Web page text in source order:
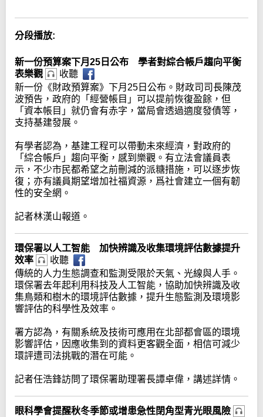
分段播放:
新一份預算案下月25日公布 學者對綜合帳戶趨向平衡
表樂觀
收聽
新一份《財政預算案》下月25日公布。財政司司長陳茂
波預告，政府的「經營帳目」可以提前恢復盈餘，但
「資本帳目」就仍會有赤字，當局會透過適度發債等，
支持基建發展。
有學者認為，基建工程可以帶動未來經濟，對政府的
「綜合帳戶」趨向平衡，感到樂觀。有立法會議員表
示，不少市民都希望之前刪減的派糖措施，可以逐步恢
復；亦有議員期望增加社福資源，爲社會建立一個有韌
性的安全網。
記者林漢山報道。
環保署以人工智能 加快辨識及收集環境評估數據提升
效率
收聽
傳統的人力生態調查和監測受限於天氣、光線與人手。
環保署去年起利用科技及人工智能，協助加快辨識及收
集鳥類和樹木的環境評估數據，提升生態監測及環境影
響評估的科學性及效率。
署方認為，有關系統及技術可應用在北部都會區的環境
影響評估，因應收集到的資料更客觀全面，相信可減少
環評遭司法挑戰的潛在可能。
記者任浩鋒訪問了環保署助理署長譚卓偉，講述詳情。
眼科學會提醒秋冬季節或增患急性閉角型青光眼風險